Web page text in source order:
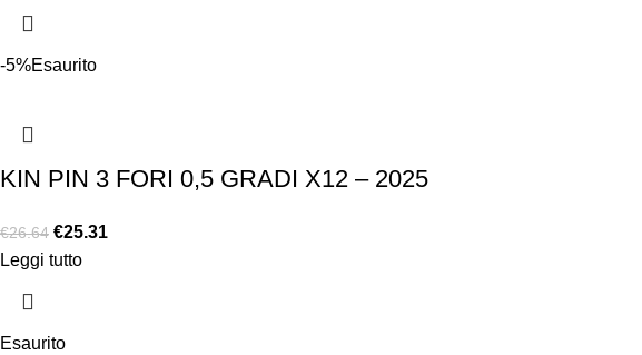
-5%Esaurito
KIN PIN 3 FORI 0,5 GRADI X12 – 2025
€26.64 €25.31
Leggi tutto
Esaurito